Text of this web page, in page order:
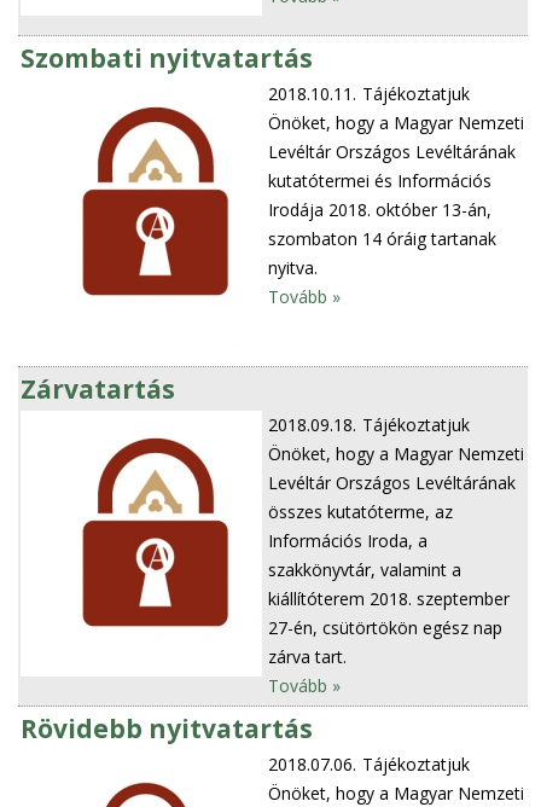
Szombati nyitvatartás
2018.10.11. Tájékoztatjuk
Önöket, hogy a Magyar Nemzeti
Levéltár Országos Levéltárának
kutatótermei és Információs
Irodája 2018. október 13-án,
szombaton 14 óráig tartanak
nyitva.
Tovább »
Zárvatartás
2018.09.18. Tájékoztatjuk
Önöket, hogy a Magyar Nemzeti
Levéltár Országos Levéltárának
összes kutatóterme, az
Információs Iroda, a
szakkönyvtár, valamint a
kiállítóterem 2018. szeptember
27-én, csütörtökön egész nap
zárva tart.
Tovább »
Rövidebb nyitvatartás
2018.07.06. Tájékoztatjuk
Önöket, hogy a Magyar Nemzeti